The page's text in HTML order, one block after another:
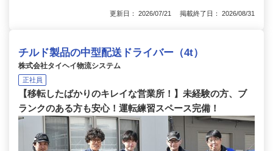
更新日： 2026/07/21 掲載終了日： 2026/08/31
チルド製品の中型配送ドライバー（4t）
株式会社タイヘイ物流システム
正社員
【移転したばかりのキレイな営業所！】未経験の方、ブ
ランクのある方も安心！運転練習スペース完備！